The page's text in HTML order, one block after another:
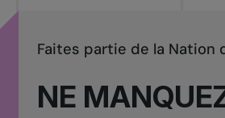
NE
Faites partie de la Nation